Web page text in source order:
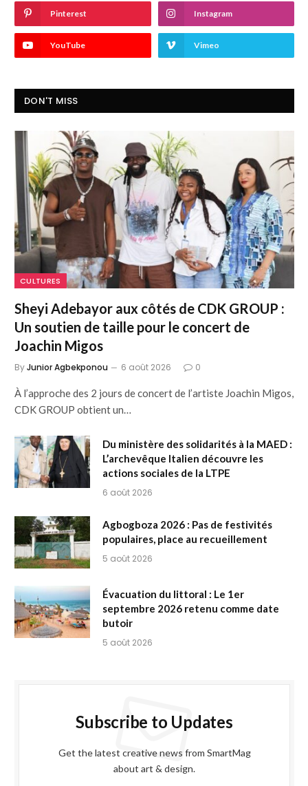
Pinterest Instagram
YouTube Vimeo
DON'T MISS
CULTURES
Sheyi Adebayor aux côtés de CDK GROUP :
Un soutien de taille pour le concert de
Joachin Migos
ByJunior Agbekponou 6 août 2026 0
À l’approche des 2 jours de concert de l’artiste Joachin Migos,
CDK GROUP obtient un…
Du ministère des solidarités à la MAED :
L’archevêque Italien découvre les
actions sociales de la LTPE
6 août 2026
Agbogboza 2026 : Pas de festivités
populaires, place au recueillement
5 août 2026
Évacuation du littoral : Le 1er
septembre 2026 retenu comme date
butoir
5 août 2026
Subscribe to Updates
Get the latest creative news from SmartMag
about art & design.